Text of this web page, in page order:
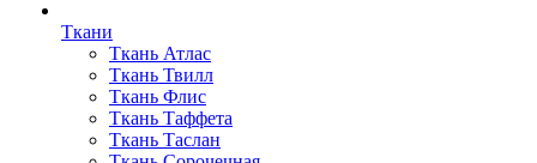
Ткани
Ткань Атлас
Ткань Твилл
Ткань Флис
Ткань Таффета
Ткань Таслан